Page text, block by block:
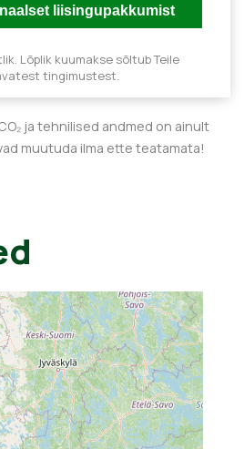
Lõplik kuumakse sõltub Teile
tingimustest.
ja tehnilised andmed on ainult
muutuda ilma ette teatamata!